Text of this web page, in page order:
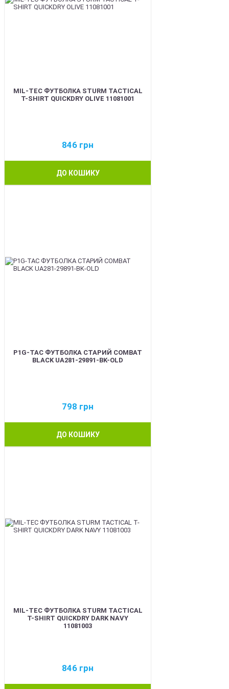
MIL-TEC ФУТБОЛКА STURM TACTICAL
T-SHIRT QUICKDRY OLIVE 11081001
846 грн
ДО КОШИКУ
P1G-TAC ФУТБОЛКА СТАРИЙ COMBAT
BLACK UA281-29891-BK-OLD
798 грн
ДО КОШИКУ
MIL-TEC ФУТБОЛКА STURM TACTICAL
T-SHIRT QUICKDRY DARK NAVY
11081003
846 грн